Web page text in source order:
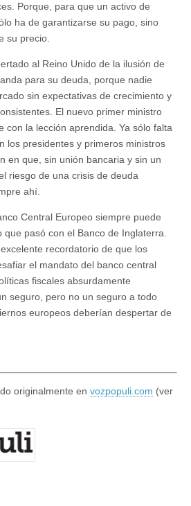
Porque, para que un activo de
ha de garantizarse su pago, sino
su precio.
al Reino Unido de la ilusión de
para su deuda, porque nadie
sin expectativas de crecimiento y
El nuevo primer ministro
con la lección aprendida. Ya sólo falta
los presidentes y primeros ministros
en que, sin unión bancaria y sin un
riesgo de una crisis de deuda
ahí.
Central Europeo siempre puede
pasó con el Banco de Inglaterra.
recordatorio de que los
el mandato del banco central
fiscales absurdamente
seguro, pero no un seguro a todo
europeos deberían despertar de
originalmente en vozpopuli.com (ver